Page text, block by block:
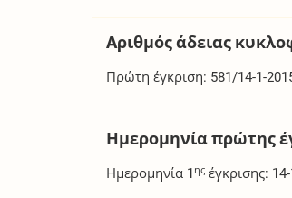
Αριθμός άδειας
Πρώτη έγκριση: 581/14-1-
Ημερομηνία πρώτης
Ημερομηνία 1 ης έγκρισης: